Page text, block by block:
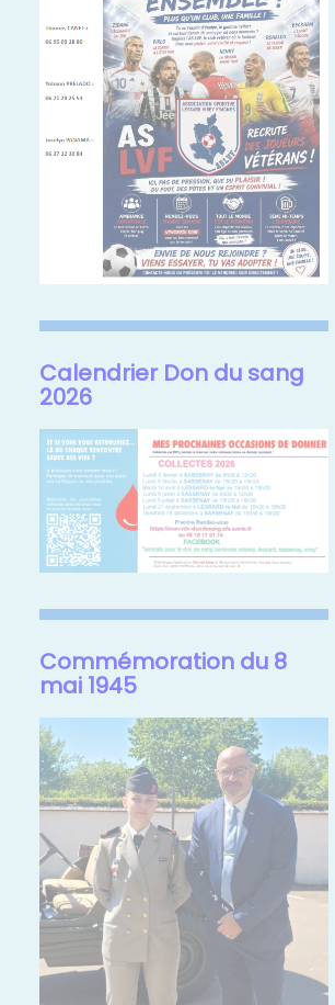
Calendrier Don du sang
2026
Commémoration du 8
mai 1945